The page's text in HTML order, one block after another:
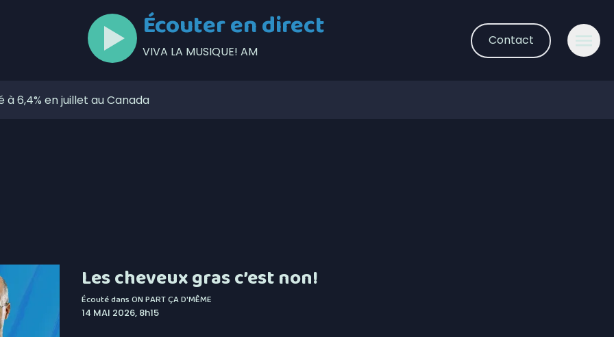
Écouter en direct
VIVA LA MUSIQUE! AM
Contact
6,4% en juillet au Canada
Frontenac au pas de campagne
de-Broughton fermée ce jeudi
dans le secteur de la sécurité privée
de feux de forêt en juillet au Québec
Bédard
Les cheveux gras c’est non!
Écouté dansON PART ÇA D'MÊME
14 MAI 2026, 8h15